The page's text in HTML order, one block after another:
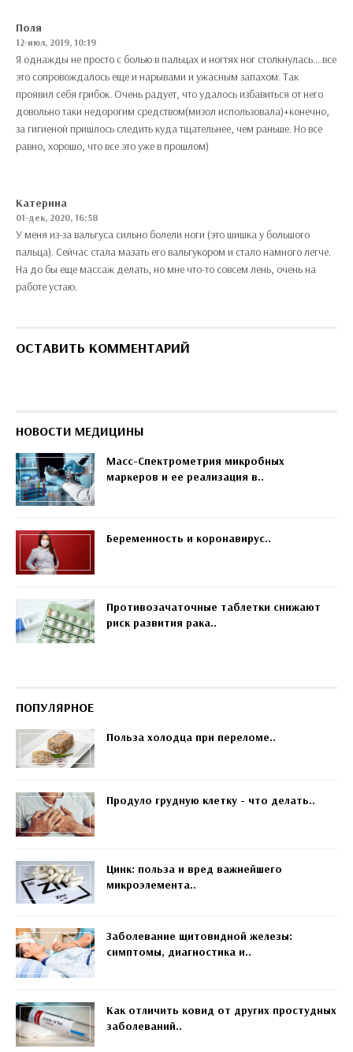
Поля
12-июл, 2019, 10:19
Я однажды не просто с болью в пальцах и ногтях ног столкнулась....все
это сопровождалось еще и нарывами и ужасным запахом. Так
проявил себя грибок. Очень радует, что удалось избавиться от него
довольно таки недорогим средством(мизол использовала)+конечно,
за гигиеной пришлось следить куда тщательнее, чем раньше. Но все
равно, хорошо, что все это уже в прошлом)
Катерина
01-дек, 2020, 16:58
У меня из-за вальгуса сильно болели ноги (это шишка у большого
пальца). Сейчас стала мазать его вальгукором и стало намного легче.
На до бы еще массаж делать, но мне что-то совсем лень, очень на
работе устаю.
ОСТАВИТЬ КОММЕНТАРИЙ
НОВОСТИ МЕДИЦИНЫ
Масс-Спектрометрия микробных
маркеров и ее реализация в..
Беременность и коронавирус..
Противозачаточные таблетки снижают
риск развития рака..
ПОПУЛЯРНОЕ
Польза холодца при переломе..
Продуло грудную клетку - что делать..
Цинк: польза и вред важнейшего
микроэлемента..
Заболевание щитовидной железы:
симптомы, диагностика и..
Как отличить ковид от других простудных
заболеваний..